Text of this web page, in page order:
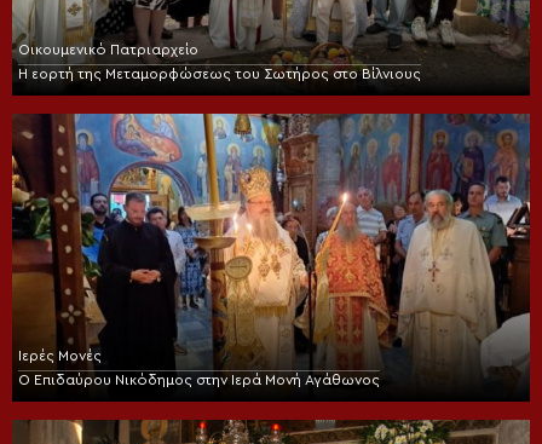
Οικουμενικό Πατριαρχείο
Η εορτή της Μεταμορφώσεως του Σωτήρος στο Βίλνιους
Ιερές Μονές
Ο Επιδαύρου Νικόδημος στην Ιερά Μονή Αγάθωνος